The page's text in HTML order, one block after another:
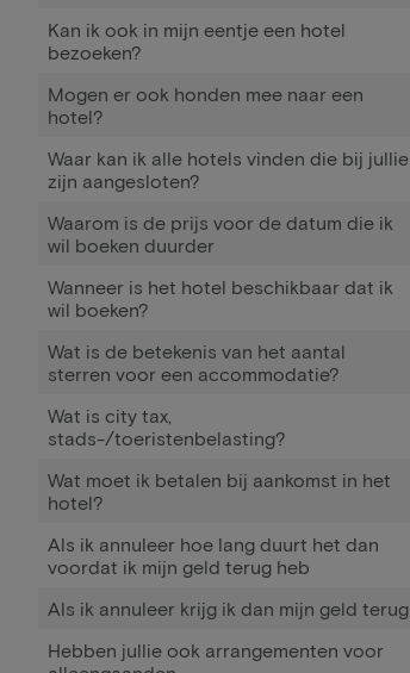
Kan ik ook in mijn eentje een hotel
bezoeken?
Mogen er ook honden mee naar een
hotel?
Waar kan ik alle hotels vinden die bij jullie
zijn aangesloten?
Waarom is de prijs voor de datum die ik
wil boeken duurder
Wanneer is het hotel beschikbaar dat ik
wil boeken?
Wat is de betekenis van het aantal
sterren voor een accommodatie?
Wat is city tax,
stads-/toeristenbelasting?
Wat moet ik betalen bij aankomst in het
hotel?
Als ik annuleer hoe lang duurt het dan
voordat ik mijn geld terug heb
Als ik annuleer krijg ik dan mijn geld terug
Hebben jullie ook arrangementen voor